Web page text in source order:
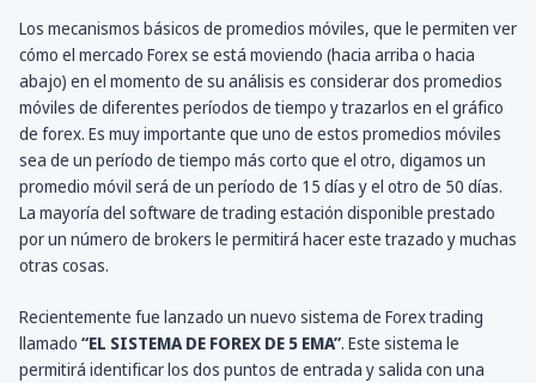
Los mecanismos básicos de promedios móviles, que le permiten ver
cómo el mercado Forex se está moviendo (hacia arriba o hacia
abajo) en el momento de su análisis es considerar dos promedios
móviles de diferentes períodos de tiempo y trazarlos en el gráfico
de forex. Es muy importante que uno de estos promedios móviles
sea de un período de tiempo más corto que el otro, digamos un
promedio móvil será de un período de 15 días y el otro de 50 días.
La mayoría del software de trading estación disponible prestado
por un número de brokers le permitirá hacer este trazado y muchas
otras cosas.
Recientemente fue lanzado un nuevo sistema de Forex trading
llamado “EL SISTEMA DE FOREX DE 5 EMA”. Este sistema le
permitirá identificar los dos puntos de entrada y salida con una